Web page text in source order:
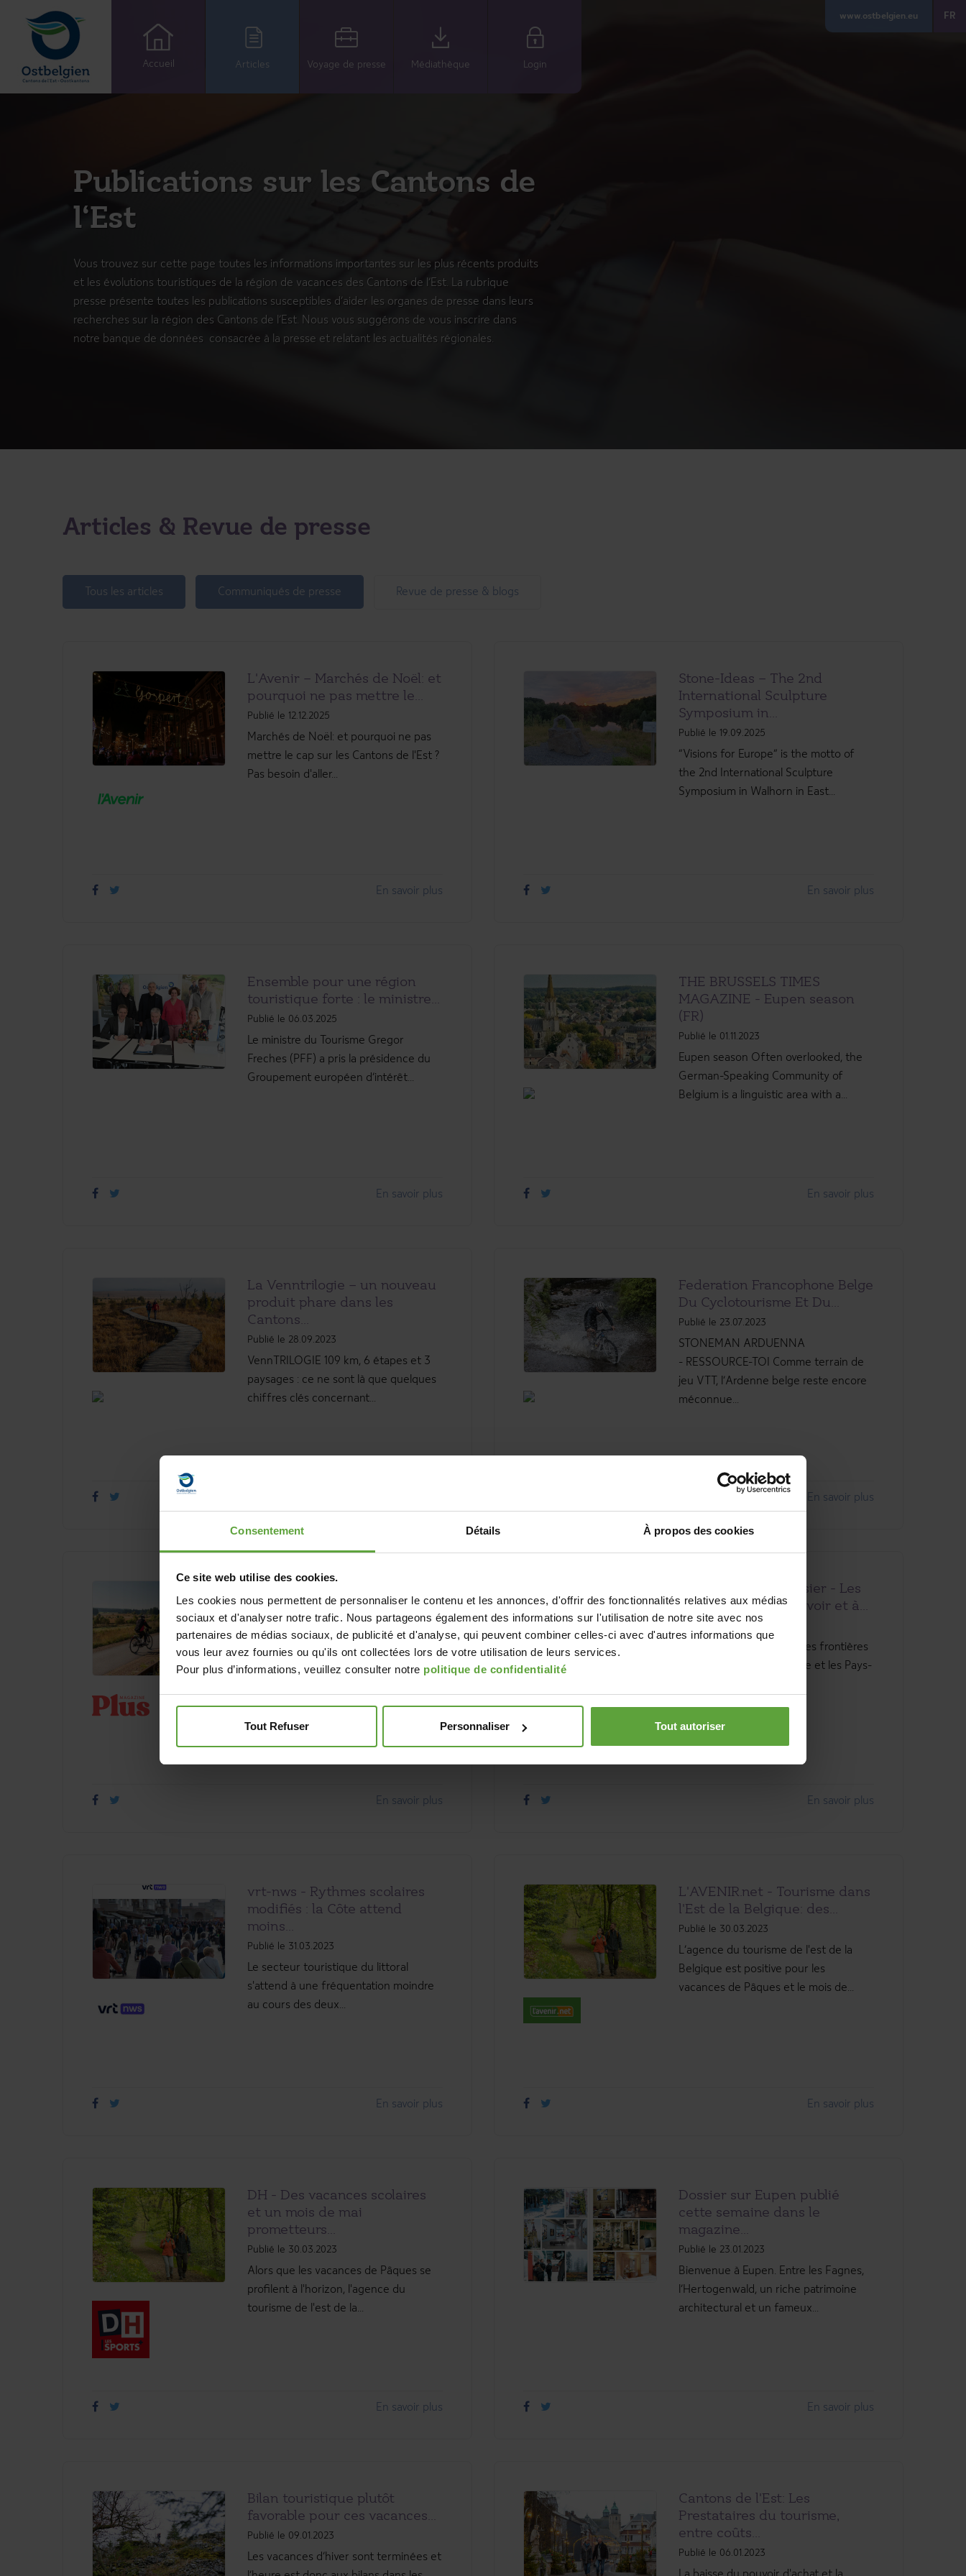
Consentement Détails À propos des cookies
Ce site web utilise des cookies.
Les cookies nous permettent de personnaliser le contenu et les annonces, d'offrir des fonctionnalités relatives aux médias
sociaux et d'analyser notre trafic. Nous partageons également des informations sur l'utilisation de notre site avec nos
partenaires de médias sociaux, de publicité et d'analyse, qui peuvent combiner celles-ci avec d'autres informations que
vous leur avez fournies ou qu'ils ont collectées lors de votre utilisation de leurs services.
Pour plus d’informations, veuillez consulter notre politique de confidentialité
Tout Refuser Personnaliser Tout autoriser
Accueil Articles Voyage de presse Médiathèque Login
www.ostbelgien.eu FR
Publications sur les Cantons de
l‘Est
Vous trouvez sur cette page toutes les informations importantes sur les plus récents produits
et les évolutions touristiques de la région de vacances des Cantons de l’Est. La rubrique
presse présente toutes les publications susceptibles d’aider les organes de presse dans leurs
recherches sur la région des Cantons de l’Est. Nous vous suggérons de vous inscrire dans
notre banque de données consacrée à la presse et relatant les actualités régionales.
Articles & Revue de presse
Tous les articles Communiqués de presse Revue de presse & blogs
L'Avenir – Marchés de Noël: et
pourquoi ne pas mettre le...
Publié le 12.12.2025
Marchés de Noël: et pourquoi ne pas
mettre le cap sur les Cantons de l'Est ?
Pas besoin d'aller...
En savoir plus
Stone-Ideas – The 2nd
International Sculpture
Symposium in...
Publié le 19.09.2025
“Visions for Europe” is the motto of
the 2nd International Sculpture
Symposium in Walhorn in East...
En savoir plus
Ensemble pour une région
touristique forte : le ministre...
Publié le 06.03.2025
Le ministre du Tourisme Gregor
Freches (PFF) a pris la présidence du
Groupement européen d’intérêt...
En savoir plus
THE BRUSSELS TIMES
MAGAZINE - Eupen season
(FR)
Publié le 01.11.2023
Eupen season Often overlooked, the
German-Speaking Community of
Belgium is a linguistic area with a...
En savoir plus
La Venntrilogie – un nouveau
produit phare dans les
Cantons...
Publié le 28.09.2023
VennTRILOGIE 109 km, 6 étapes et 3
paysages : ce ne sont là que quelques
chiffres clés concernant...
Federation Francophone Belge
Du Cyclotourisme Et Du...
Publié le 23.07.2023
STONEMAN ARDUENNA
- RESSOURCE-TOI Comme terrain de
jeu VTT, l’Ardenne belge reste encore
méconnue...
En savoir plus
l’Est
Publié le 18.05.2023
DOSSIER TOURISME - A vélo dans les
Cantons de l’Est. Pas besoin d’avoir des
En savoir plus
Le Moustique - Dossier - Les
meilleures choses à voir et à...
DOSSIER - Nichée entre les frontières
de l’Allemagne, la Belgique et les Pays-
En savoir plus
vrt-nws - Rythmes scolaires
modifiés : la Côte attend
moins...
Publié le 31.03.2023
Le secteur touristique du littoral
s'attend à une fréquentation moindre
au cours des deux...
En savoir plus
L'AVENIR.net - Tourisme dans
l'Est de la Belgique: des...
Publié le 30.03.2023
L’agence du tourisme de l'est de la
Belgique est positive pour les
vacances de Pâques et le mois de...
En savoir plus
DH - Des vacances scolaires
et un mois de mai
prometteurs...
Publié le 30.03.2023
Alors que les vacances de Pâques se
profilent à l'horizon, l'agence du
tourisme de l'est de la...
En savoir plus
Dossier sur Eupen publié
cette semaine dans le
magazine...
Publié le 23.01.2023
Bienvenue à Eupen. Entre les Fagnes,
l’Hertogenwald, un riche patrimoine
architectural et un fameux...
En savoir plus
Bilan touristique plutôt
favorable pour ces vacances...
Publié le 09.01.2023
Les vacances d’hiver sont terminées et
Cantons de l'Est: Les
Prestataires du tourisme,
entre coûts...
Publié le 06.01.2023